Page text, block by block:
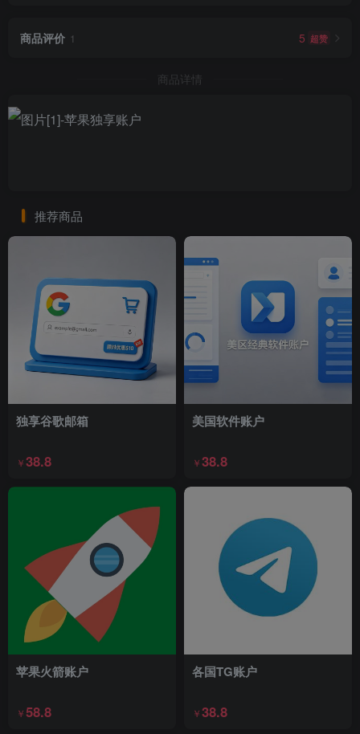
商品评价 1 5 超赞
商品详情
推荐商品
独享谷歌邮箱
￥38.8
美国软件账户
￥38.8
苹果火箭账户
￥58.8
各国TG账户
￥38.8